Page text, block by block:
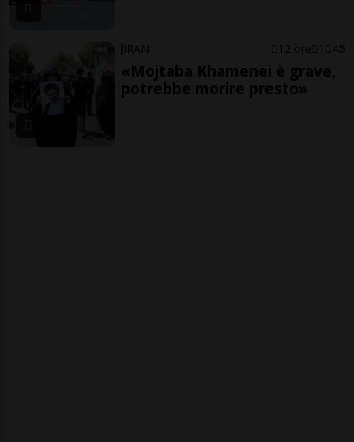
IRAN 12 ore 1 45
«Mojtaba Khamenei è grave,
potrebbe morire presto»